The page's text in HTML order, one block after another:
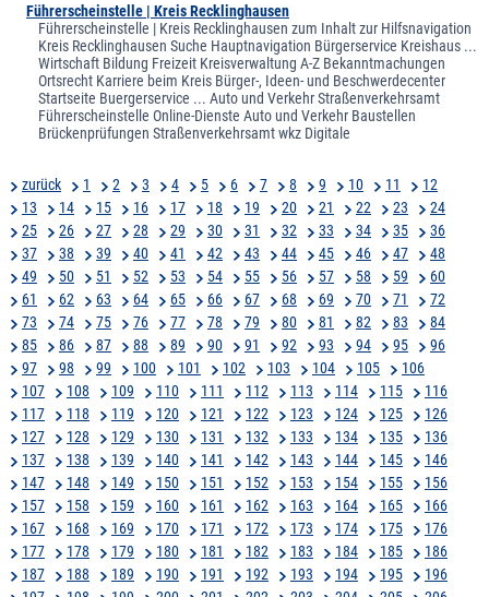
Führerscheinstelle | Kreis Recklinghausen
Führerscheinstelle | Kreis Recklinghausen zum Inhalt zur Hilfsnavigation
Kreis Recklinghausen Suche Hauptnavigation Bürgerservice Kreishaus ...
Wirtschaft Bildung Freizeit Kreisverwaltung A-Z Bekanntmachungen
Ortsrecht Karriere beim Kreis Bürger-, Ideen- und Beschwerdecenter
Startseite Buergerservice ... Auto und Verkehr Straßenverkehrsamt
Führerscheinstelle Online-Dienste Auto und Verkehr Baustellen
Brückenprüfungen Straßenverkehrsamt wkz Digitale
zurück 1 2 3 4 5 6 7 8 9 10 11
12
13
14 15 16 17 18 19 20 21 22 23
24
25
26 27 28 29 30 31 32 33 34 35
36
37
38 39 40 41 42 43 44 45 46 47
48
49
50 51 52 53 54 55 56 57 58 59
60
61
62 63 64 65 66 67 68 69 70 71
72
73
74 75 76 77 78 79 80 81 82 83
84
85
86 87 88 89 90 91 92 93 94 95
96
97
98 99 100 101 102 103 104 105
106
107
108 109 110 111 112 113 114 115
116
117
118 119 120 121 122 123 124 125
126
127
128 129 130 131 132 133 134 135
136
137
138 139 140 141 142 143 144 145
146
147
148 149 150 151 152 153 154 155
156
157
158 159 160 161 162 163 164 165
166
167
168 169 170 171 172 173 174 175
176
177
178 179 180 181 182 183 184 185
186
187
188 189 190 191 192 193 194 195
196